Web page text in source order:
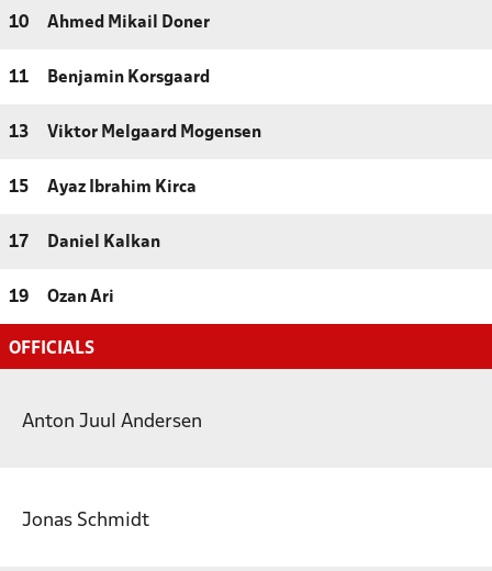
10 Ahmed Mikail Doner
11 Benjamin Korsgaard
13 Viktor Melgaard Mogensen
15 Ayaz Ibrahim Kirca
17 Daniel Kalkan
19 Ozan Ari
OFFICIALS
Anton Juul Andersen
Jonas Schmidt